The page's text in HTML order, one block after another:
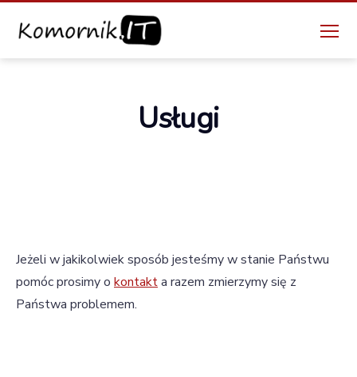
Komornik.IT
Usługi
Jeżeli w jakikolwiek sposób jesteśmy w stanie Państwu
pomóc prosimy o kontakta razem zmierzymy się z
Państwa problemem.